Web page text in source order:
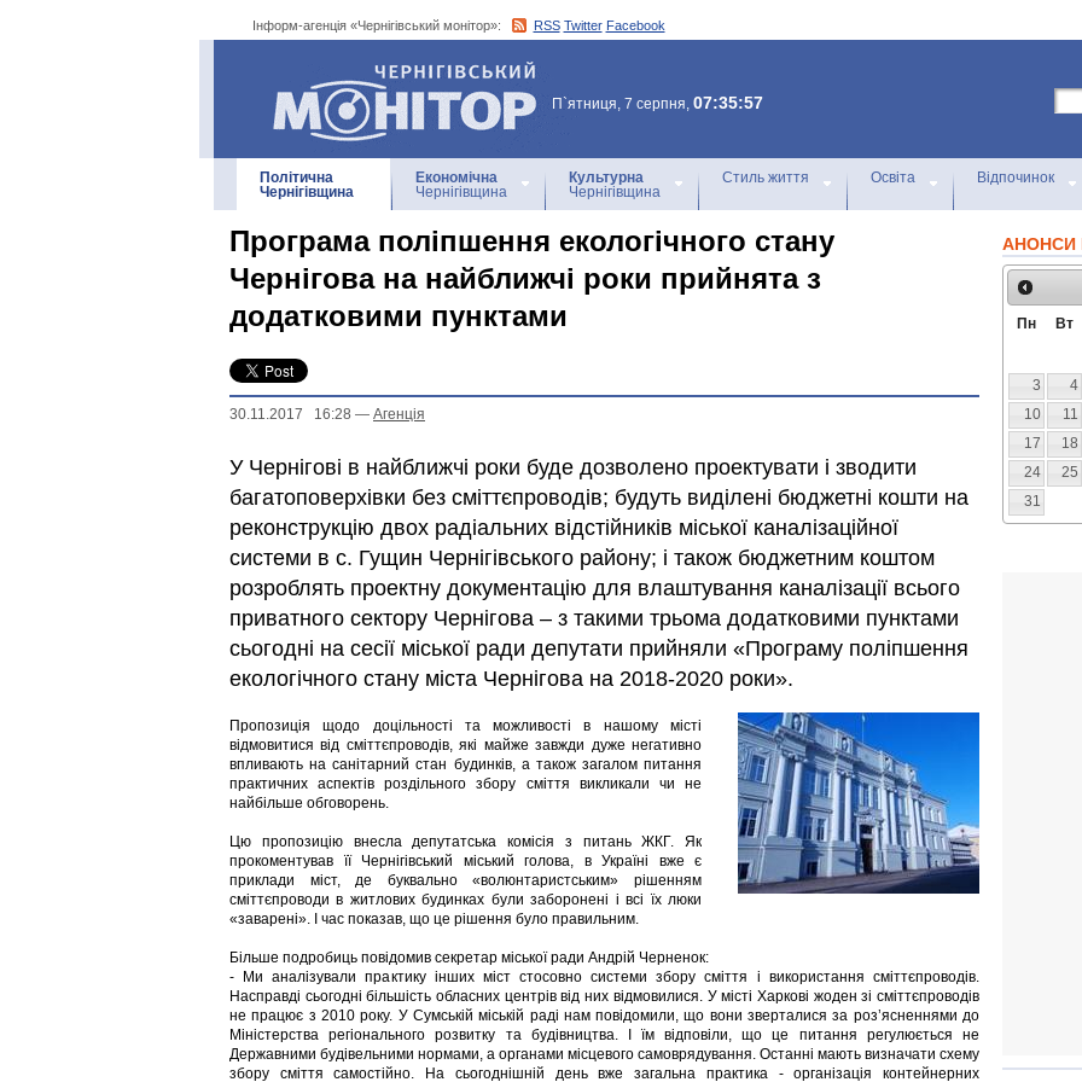
Інформ-агенція «Чернігівський монітор»: RSS Twitter Facebook
Інформ-агенція
«Чернігівський монітор»
П`ятниця, 7 серпня, 07:35:57
Політична
Чернігівщина
Економічна
Чернігівщина
Культурна
Чернігівщина
Стиль життя Освіта Відпочинок
Програма поліпшення екологічного стану
Чернігова на найближчі роки прийнята з
додатковими пунктами
30.11.2017 16:28 — Агенцiя
У Чернігові в найближчі роки буде дозволено проектувати і зводити
багатоповерхівки без сміттєпроводів; будуть виділені бюджетні кошти на
реконструкцію двох радіальних відстійників міської каналізаційної
системи в с. Гущин Чернігівського району; і також бюджетним коштом
розроблять проектну документацію для влаштування каналізації всього
приватного сектору Чернігова – з такими трьома додатковими пунктами
сьогодні на сесії міської ради депутати прийняли «Програму поліпшення
екологічного стану міста Чернігова на 2018-2020 роки».
Пропозиція щодо доцільності та можливості в нашому місті
відмовитися від сміттєпроводів, які майже завжди дуже негативно
впливають на санітарний стан будинків, а також загалом питання
практичних аспектів роздільного збору сміття викликали чи не
найбільше обговорень.
Цю пропозицію внесла депутатська комісія з питань ЖКГ. Як
прокоментував її Чернігівський міський голова, в Україні вже є
приклади міст, де буквально «волюнтаристським» рішенням
сміттєпроводи в житлових будинках були заборонені і всі їх люки
«заварені». І час показав, що це рішення було правильним.
Більше подробиць повідомив секретар міської ради Андрій Черненок:
- Ми аналізували практику інших міст стосовно системи збору сміття і використання сміттєпроводів.
Насправді сьогодні більшість обласних центрів від них відмовилися. У місті Харкові жоден зі сміттєпроводів
не працює з 2010 року. У Сумській міській раді нам повідомили, що вони зверталися за роз’ясненнями до
Міністерства регіонального розвитку та будівництва. І їм відповіли, що це питання регулюється не
Державними будівельними нормами, а органами місцевого самоврядування. Останні мають визначати схему
збору сміття самостійно. На сьогоднішній день вже загальна практика - організація контейнерних
АНОНСИ
Пн Вт
3
4
10
11
17
18
24
25
31